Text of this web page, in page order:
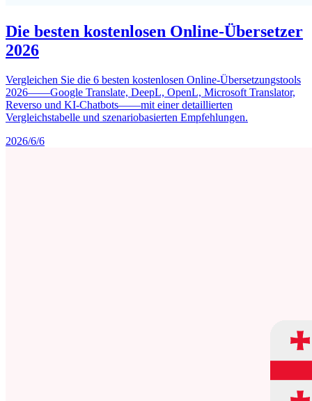
Die besten kostenlosen Online-Übersetzer
2026
Vergleichen Sie die 6 besten kostenlosen Online-Übersetzungstools
2026——Google Translate, DeepL, OpenL, Microsoft Translator,
Reverso und KI-Chatbots——mit einer detaillierten
Vergleichstabelle und szenariobasierten Empfehlungen.
2026/6/6